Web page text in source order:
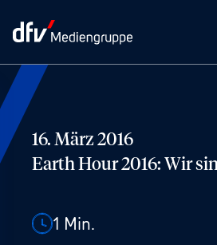
16. März 2016
Earth Hour 2016: Wir
1 Min.